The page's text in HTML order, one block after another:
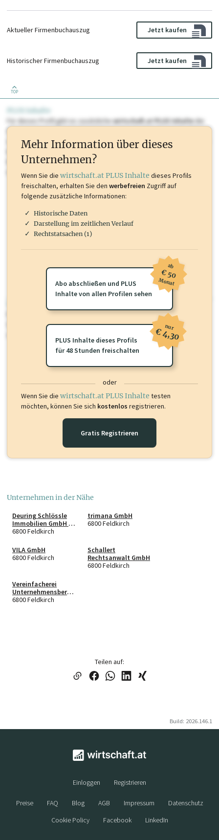
Aktueller Firmenbuchauszug Jetzt kaufen
Historischer Firmenbuchauszug Jetzt kaufen
TOP
Für dieses Profil gibt es zusätzlichewirtschaft.at PLUS Inhaltedie
Sie momentan nicht einsehen können. Schalten Sie dieses Profil frei
oder loggen Sie sich ein um diese Inhalte zu sehen. wirtschaft.at PLUS
Marken, Patente, Rechtstatsachen, OTS-Aussendungen, und viele
mehr.
Für dieses Profil gibt es zusätzlichewirtschaft.at PLUS Inhalte
Sie momentan nicht einsehen können. Schalten Sie dieses Profil frei
oder loggen Sie sich ein um diese Inhalte zu sehen.
Mehr Information über dieses
Unternehmen?
Wenn Sie die wirtschaft.at PLUS Inhalte dieses Profils
freischalten, erhalten Sie den werbefreien Zugriff auf
folgende zusätzliche Informationen:
Historische Daten
Darstellung im zeitlichen Verlauf
Rechtstatsachen (1)
Abo abschließen und PLUS
Inhalte von allen Profilen sehen
ab
€ 50
Monat
PLUS Inhalte dieses Profils
für 48 Stunden freischalten
nur
€ 4,30
oder
Wenn Sie die wirtschaft.at PLUS Inhalte testen
möchten, können Sie sich kostenlos registrieren.
Gratis Registrieren
Unternehmen in der Nähe
Deuring Schlössle
Immobilien GmbH &
Co KG
6800 Feldkirch
trimana GmbH
6800 Feldkirch
VILA GmbH
6800 Feldkirch
Schallert
Rechtsanwalt GmbH
6800 Feldkirch
Vereinfacherei
Unternehmensberat
ung e.U.
6800 Feldkirch
Teilen auf:
Build: 2026.146.1
Einloggen Registrieren
Preise FAQ Blog AGB Impressum
Datenschutz
Cookie Policy
Facebook LinkedIn